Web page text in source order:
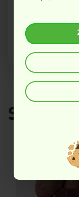
Jeśli wyrazisz na
analizując
Dowiedz się
są przetwarzane
. W
wycofać swoją
Ta strona
swojego
Więcej informacji
Spróbuj